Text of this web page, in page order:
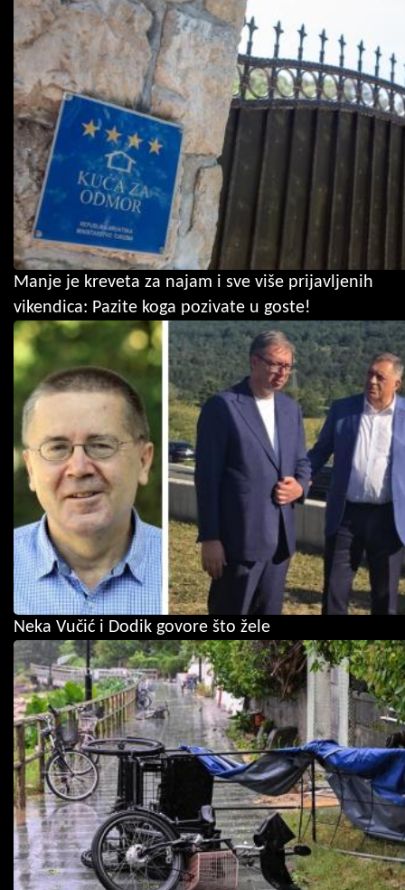
Manje je kreveta za najam i sve više prijavljenih
vikendica: Pazite koga pozivate u goste!
Neka Vučić i Dodik govore što žele